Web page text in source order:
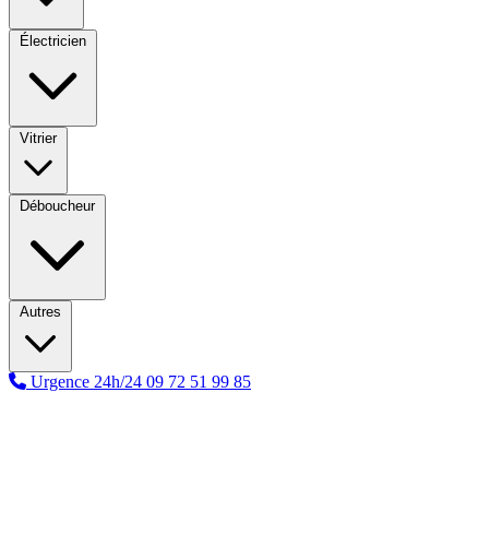
Électricien
Vitrier
Déboucheur
Autres
Urgence 24h/24 09 72 51 99 85